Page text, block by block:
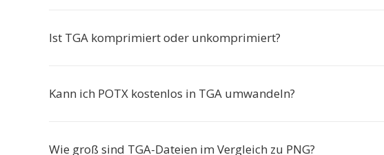
Ist TGA komprimiert oder unkomprimiert?
Kann ich POTX kostenlos in TGA umwandeln?
Wie groß sind TGA-Dateien im Vergleich zu PNG?